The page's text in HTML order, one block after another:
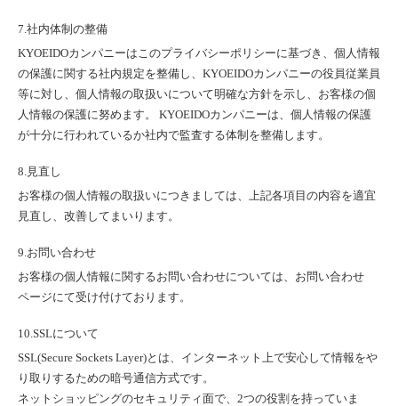
7.社内体制の整備
KYOEIDOカンパニーはこのプライバシーポリシーに基づき、個人情報
の保護に関する社内規定を整備し、KYOEIDOカンパニーの役員従業員
等に対し、個人情報の取扱いについて明確な方針を示し、お客様の個
人情報の保護に努めます。 KYOEIDOカンパニーは、個人情報の保護
が十分に行われているか社内で監査する体制を整備します。
8.見直し
お客様の個人情報の取扱いにつきましては、上記各項目の内容を適宜
見直し、改善してまいります。
9.お問い合わせ
お客様の個人情報に関するお問い合わせについては、お問い合わせ
ページにて受け付けております。
10.SSLについて
SSL(Secure Sockets Layer)とは、インターネット上で安心して情報をや
り取りするための暗号通信方式です。
ネットショッピングのセキュリティ面で、2つの役割を持っていま